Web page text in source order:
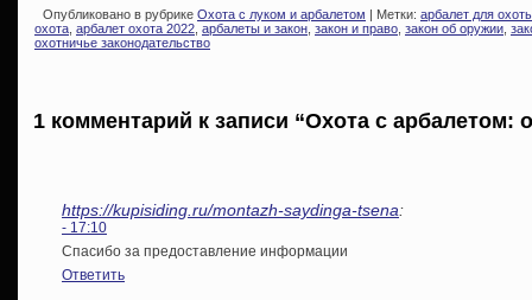
Опубликовано в рубрике Охота с луком и арбалетом | Метки: арбалет для
охота арбалет охота 2022 арбалеты и закон закон и право закон об оружии
охотничье законодательство
1 комментарий к записи “Охота с арбалетом:
https://kupisiding.ru/montazh-saydinga-tsena:
- 17:10
Спасибо за предоставление информации
Ответить